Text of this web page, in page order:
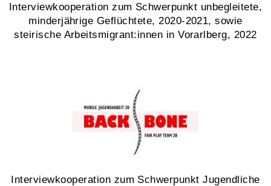
Interviewkooperation zum Schwerpunkt unbegleitete,
minderjährige Geflüchtete, 2020-2021, sowie
steirische Arbeitsmigrant:innen in Vorarlberg, 2022
Interviewkooperation zum Schwerpunkt Jugendliche